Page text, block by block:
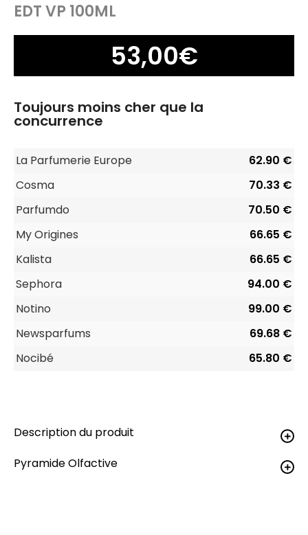
EDT VP 100ML
53,00€
Toujours moins cher que la
concurrence
La Parfumerie Europe
62.90 €
Cosma
70.33 €
Parfumdo
70.50 €
My Origines
66.65 €
Kalista
66.65 €
Sephora
94.00 €
Notino
99.00 €
Newsparfums
69.68 €
Nocibé
65.80 €
Description du produit
Pyramide Olfactive